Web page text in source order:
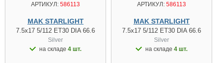
АРТИКУЛ: 586113
MAK STARLIGHT
7.5x17 5/112 ET30 DIA 66.6
Silver
на складе 4 шт.
АРТИКУЛ: 586113
MAK STARLIGHT
7.5x17 5/112 ET30 DIA 66.6
Silver
на складе 4 шт.